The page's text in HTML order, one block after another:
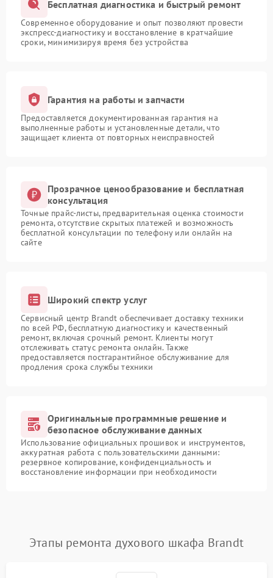
Бесплатная диагностика и быстрый ремонт
Современное оборудование и опыт позволяют провести
экспресс-диагностику и восстановление в кратчайшие
сроки, минимизируя время без устройства
Гарантия на работы и запчасти
Предоставляется документированная гарантия на
выполненные работы и установленные детали, что
защищает клиента от повторных неисправностей
Прозрачное ценообразование и бесплатная
консультация
Точные прайс-листы, предварительная оценка стоимости
ремонта, отсутствие скрытых платежей и возможность
бесплатной консультации по телефону или онлайн на
сайте
Широкий спектр услуг
Сервисный центр Brandt обеспечивает доставку техники
по всей РФ, бесплатную диагностику и качественный
ремонт, включая срочный ремонт. Клиенты могут
отслеживать статус ремонта онлайн. Также
предоставляется постгарантийное обслуживание для
продления срока службы техники
Оригинальные программные решение и
безопасное обслуживание данных
Использование официальных прошивок и инструментов,
аккуратная работа с пользовательскими данными:
резервное копирование, конфиденциальность и
восстановление информации при необходимости
Этапы ремонта духового шкафа Brandt